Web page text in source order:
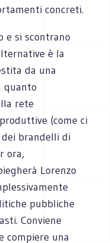
concreti.
e si scontrano
è la
da una
quanto
rete
(come ci
dei brandelli di
ora,
Lorenzo
pubbliche
Conviene
compiere una